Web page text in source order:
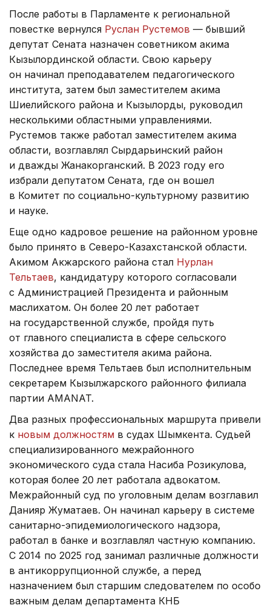
После работы в Парламенте к региональной
повестке вернулся Руслан Рустемов — бывший
депутат Сената назначен советником акима
Кызылординской области. Свою карьеру
он начинал преподавателем педагогического
института, затем был заместителем акима
Шиелийского района и Кызылорды, руководил
несколькими областными управлениями.
Рустемов также работал заместителем акима
области, возглавлял Сырдарьинский район
и дважды Жанакорганский. В 2023 году его
избрали депутатом Сената, где он вошел
в Комитет по социально-культурному развитию
и науке.
Еще одно кадровое решение на районном уровне
было принято в Северо-Казахстанской области.
Акимом Акжарского района стал Нурлан
Тельтаев, кандидатуру которого согласовали
с Администрацией Президента и районным
маслихатом. Он более 20 лет работает
на государственной службе, пройдя путь
от главного специалиста в сфере сельского
хозяйства до заместителя акима района.
Последнее время Тельтаев был исполнительным
секретарем Кызылжарского районного филиала
партии AMANAT.
Два разных профессиональных маршрута привели
к новым должностям в судах Шымкента. Судьей
специализированного межрайонного
экономического суда стала Насиба Розикулова,
которая более 20 лет работала адвокатом.
Межрайонный суд по уголовным делам возглавил
Данияр Жуматаев. Он начинал карьеру в системе
санитарно-эпидемиологического надзора,
работал в банке и возглавлял частную компанию.
С 2014 по 2025 год занимал различные должности
в антикоррупционной службе, а перед
назначением был старшим следователем по особо
важным делам департамента КНБ